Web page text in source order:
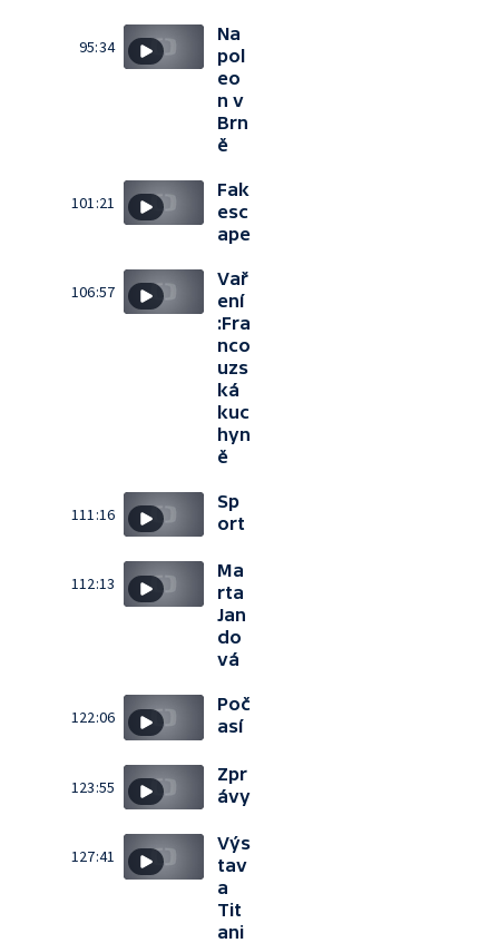
95:34
Na
pol
eo
n v
Brn
ě
101:21
Fak
esc
ape
106:57
Vař
ení
:Fra
nco
uzs
ká
kuc
hyn
ě
111:16
Sp
ort
112:13
Ma
rta
Jan
do
vá
122:06
Poč
así
123:55
Zpr
ávy
127:41
Výs
tav
a
Tit
ani